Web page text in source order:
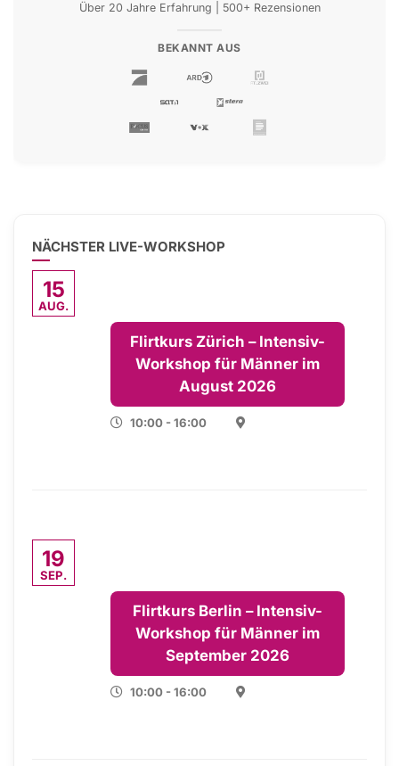
Über 20 Jahre Erfahrung | 500+ Rezensionen
BEKANNT AUS
NÄCHSTER LIVE-WORKSHOP
15
AUG.
Flirtkurs Zürich – Intensiv-
Workshop für Männer im
August 2026
10:00 - 16:00
19
SEP.
Flirtkurs Berlin – Intensiv-
Workshop für Männer im
September 2026
10:00 - 16:00